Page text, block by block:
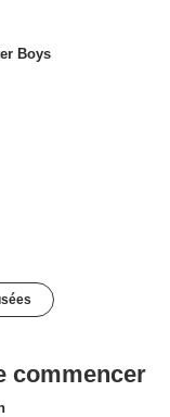
Boys
commencer